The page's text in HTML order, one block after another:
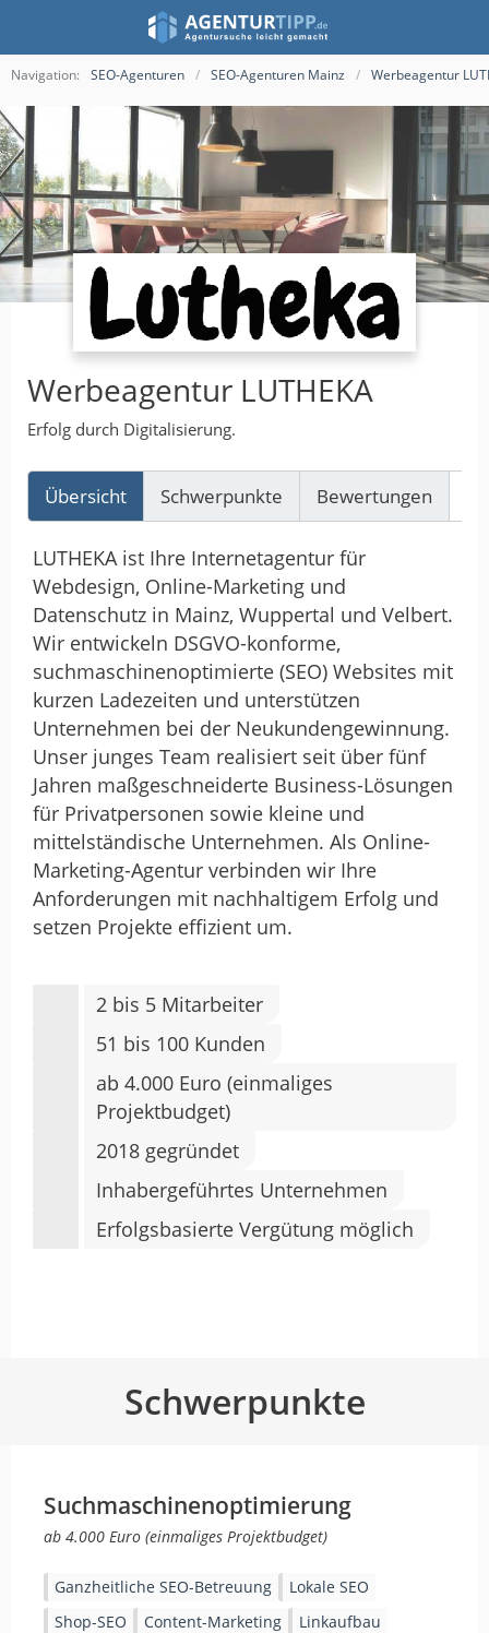
Navigation: SEO-Agenturen SEO-Agenturen Mainz Werbeagentur
Werbeagentur LUTHEKA
Erfolg durch Digitalisierung.
Übersicht Schwerpunkte Bewertungen
LUTHEKA ist Ihre Internetagentur für
Webdesign, Online-Marketing und
Datenschutz in Mainz, Wuppertal und Velbert.
Wir entwickeln DSGVO-konforme,
suchmaschinenoptimierte (SEO) Websites mit
kurzen Ladezeiten und unterstützen
Unternehmen bei der Neukundengewinnung.
Unser junges Team realisiert seit über fünf
Jahren maßgeschneiderte Business-Lösungen
für Privatpersonen sowie kleine und
mittelständische Unternehmen. Als Online-
Marketing-Agentur verbinden wir Ihre
Anforderungen mit nachhaltigem Erfolg und
setzen Projekte effizient um.
2 bis 5 Mitarbeiter
51 bis 100 Kunden
ab 4.000 Euro (einmaliges
Projektbudget)
2018 gegründet
Inhabergeführtes Unternehmen
Erfolgsbasierte Vergütung möglich
Schwerpunkte
Suchmaschinenoptimierung
ab 4.000 Euro (einmaliges Projektbudget)
Ganzheitliche SEO-Betreuung
Lokale SEO
Shop-SEO
Content-Marketing
Linkaufbau